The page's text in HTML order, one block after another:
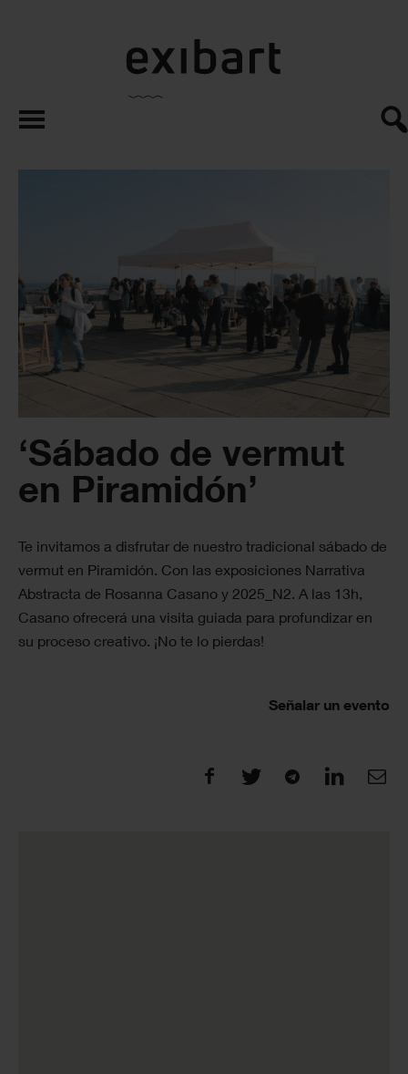
exibart.es
‘Sábado de vermut
en Piramidón’
Te invitamos a disfrutar de nuestro tradicional sábado de
vermut en Piramidón. Con las exposiciones Narrativa
Abstracta de Rosanna Casano y 2025_N2. A las 13h,
Casano ofrecerá una visita guiada para profundizar en
su proceso creativo. ¡No te lo pierdas!
Señalar un evento